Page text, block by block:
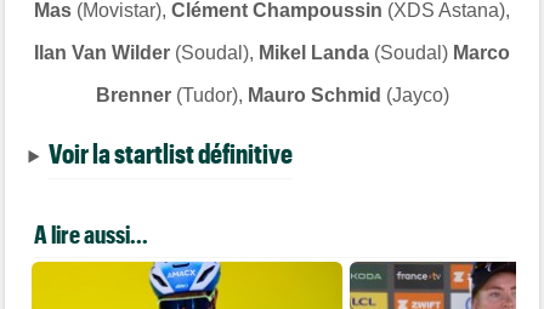
Mas (Movistar), Clément Champoussin (XDS Astana),
Ilan Van Wilder (Soudal), Mikel Landa (Soudal) Marco
Brenner (Tudor), Mauro Schmid (Jayco)
Voir la startlist définitive
A lire aussi...